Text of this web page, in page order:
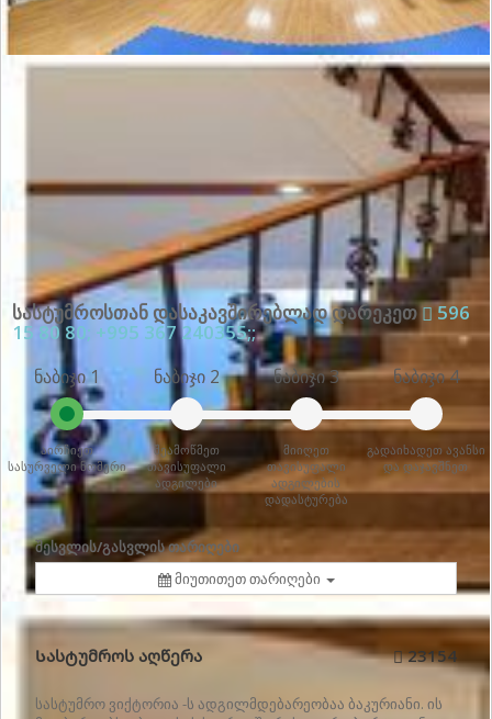
სასტუმროსთან დასაკავშირებლად დარეკეთ 596
15 80 80; +995 367 240355;;
ნაბიჯი 1
აირჩიეთ
სასურველი ნომერი
ნაბიჯი 2
შეამოწმეთ
თავისუფალი
ადგილები
ნაბიჯი 3
მიიღეთ
თავისუფალი
ადგილების
დადასტურება
ნაბიჯი 4
გადაიხადეთ ავანსი
და დაჯავშნეთ
შესვლის/გასვლის თარიღები
მიუთითეთ თარიღები
Სასტუმროს აღწერა 23154
სასტუმრო ვიქტორია -ს ადგილმდებარეობაა ბაკურიანი. ის